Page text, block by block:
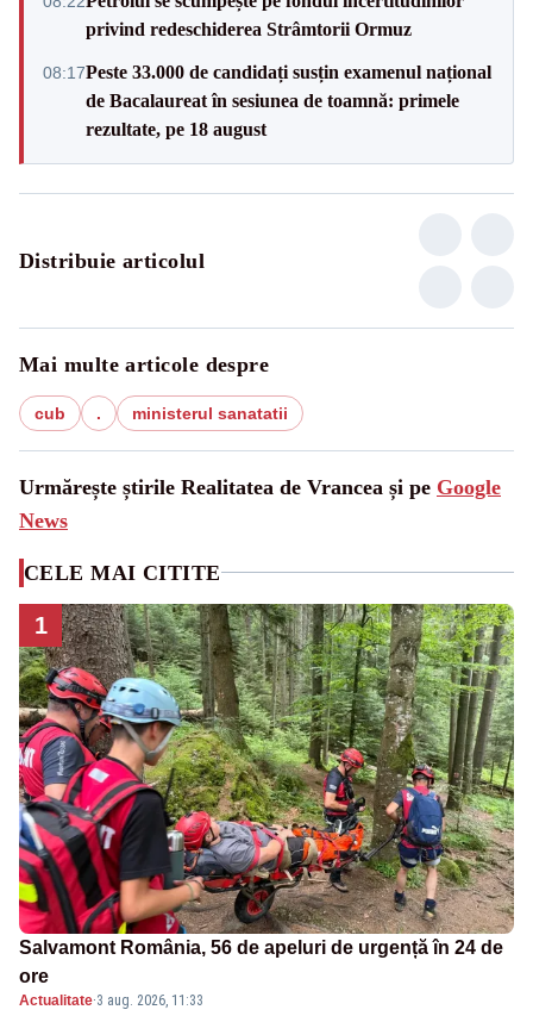
privind redeschiderea Strâmtorii Ormuz
08:17Peste 33.000 de candidați susțin examenul național
de Bacalaureat în sesiunea de toamnă: primele
rezultate, pe 18 august
Distribuie articolul
Mai multe articole despre
cub . ministerul sanatatii
Urmărește știrile Realitatea de Vrancea și pe Google
News
CELE MAI CITITE
1
Salvamont România, 56 de apeluri de urgență în 24 de
ore
Actualitate·3 aug. 2026, 11:33